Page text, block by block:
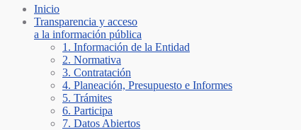
Inicio
Transparencia y acceso
a la información pública
1. Información de la Entidad
2. Normativa
3. Contratación
4. Planeación, Presupuesto e Informes
5. Trámites
6. Participa
7. Datos Abiertos